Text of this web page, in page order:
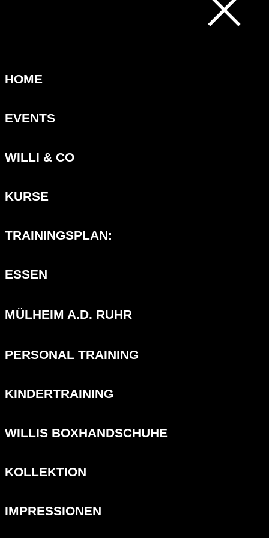
HOME
EVENTS
WILLI & CO
KURSE
TRAININGSPLAN:
ESSEN
MÜLHEIM A.D. RUHR
PERSONAL TRAINING
KINDERTRAINING
WILLIS BOXHANDSCHUHE
KOLLEKTION
IMPRESSIONEN